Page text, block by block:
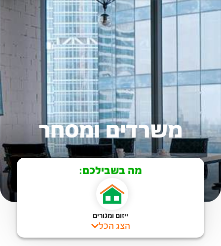
משרדים ומסחר
מה בשבילכם:
ייזום ומגורים
הצג הכל